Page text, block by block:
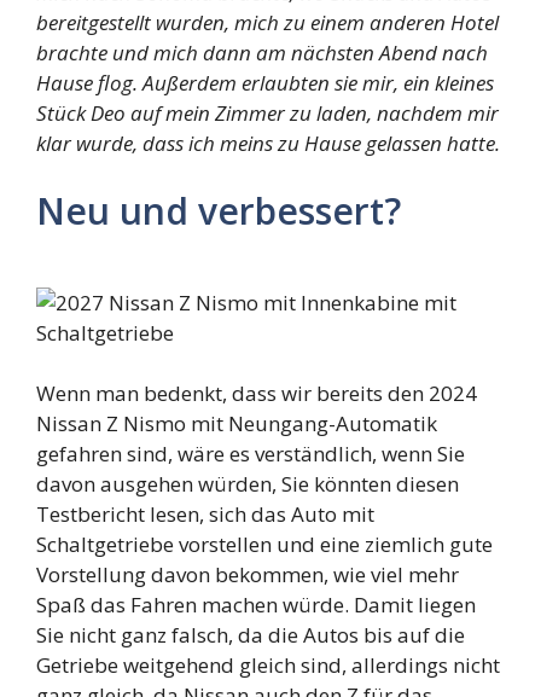
bereitgestellt wurden, mich zu einem anderen Hotel
brachte und mich dann am nächsten Abend nach
Hause flog. Außerdem erlaubten sie mir, ein kleines
Stück Deo auf mein Zimmer zu laden, nachdem mir
klar wurde, dass ich meins zu Hause gelassen hatte.
Neu und verbessert?
Wenn man bedenkt, dass wir bereits den 2024
Nissan Z Nismo mit Neungang-Automatik
gefahren sind, wäre es verständlich, wenn Sie
davon ausgehen würden, Sie könnten diesen
Testbericht lesen, sich das Auto mit
Schaltgetriebe vorstellen und eine ziemlich gute
Vorstellung davon bekommen, wie viel mehr
Spaß das Fahren machen würde. Damit liegen
Sie nicht ganz falsch, da die Autos bis auf die
Getriebe weitgehend gleich sind, allerdings nicht